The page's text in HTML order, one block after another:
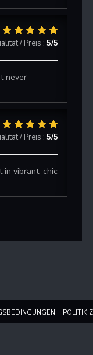
/ Preis : 5/5
never
/ Preis : 5/5
vibrant, chic
NEUES FENSTER)) ((ÖFFNET
POLITIK